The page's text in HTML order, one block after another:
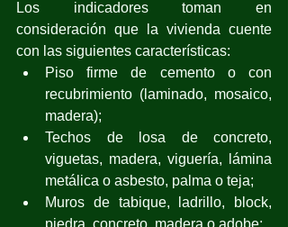
Los indicadores toman en
consideración que la vivienda cuente
con las siguientes características:
Piso firme de cemento o con
recubrimiento (laminado, mosaico,
madera);
Techos de losa de concreto,
viguetas, madera, viguería, lámina
metálica o asbesto, palma o teja;
Muros de tabique, ladrillo, block,
piedra, concreto, madera o adobe;